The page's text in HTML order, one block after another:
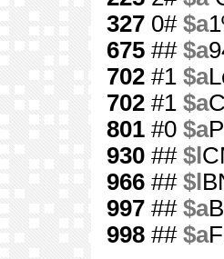
327 0# $a
675 ## $a
702 #1 $a
702 #1 $a
801 #0 $a
930 ## $l
966 ## $l
997 ## $a
998 ## $a